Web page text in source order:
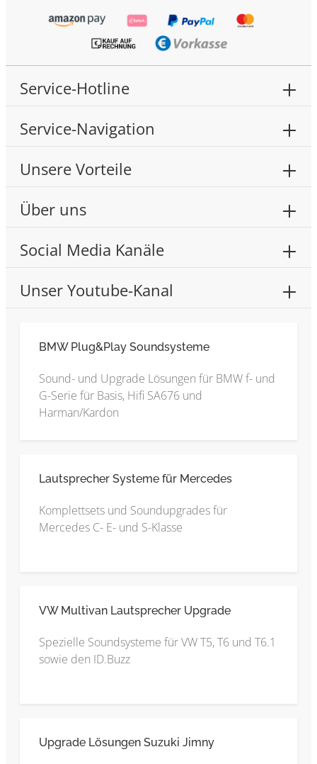
Service-Hotline
Service-Navigation
Unsere Vorteile
Über uns
Social Media Kanäle
Unser Youtube-Kanal
BMW Plug&Play Soundsysteme
Sound- und Upgrade Lösungen für BMW f- und
G-Serie für Basis, Hifi SA676 und
Harman/Kardon
Lautsprecher Systeme für Mercedes
Komplettsets und Soundupgrades für
Mercedes C- E- und S-Klasse
VW Multivan Lautsprecher Upgrade
Spezielle Soundsysteme für VW T5, T6 und T6.1
sowie den ID.Buzz
Upgrade Lösungen Suzuki Jimny